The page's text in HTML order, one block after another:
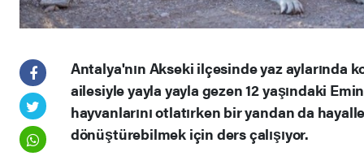
Antalya'nın Akseki ilçesinde yaz aylarında
ailesiyle yayla yayla gezen 12 yaşındaki
hayvanlarını otlatırken bir yandan da
dönüştürebilmek için ders çalışıyor.